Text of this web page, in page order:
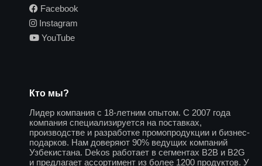
Facebook
Instagram
YouTube
Кто мы?
Лидер компания с 18-летним опытом. С 2007 года
компания специализируется на поставках,
производстве и разработке промопродукции и бизнес-
подарков. Нам доверяют 90% ведущих компаний
Узбекистана. Dekos работает в сегментах B2B и B2G
и предлагает ассортимент из более 1200 продуктов. У